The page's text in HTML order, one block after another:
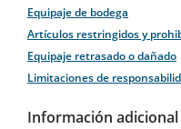
Equipaje de bodega
Artículos restringidos y
Equipaje retrasado o dañado
Limitaciones de
Información adicional